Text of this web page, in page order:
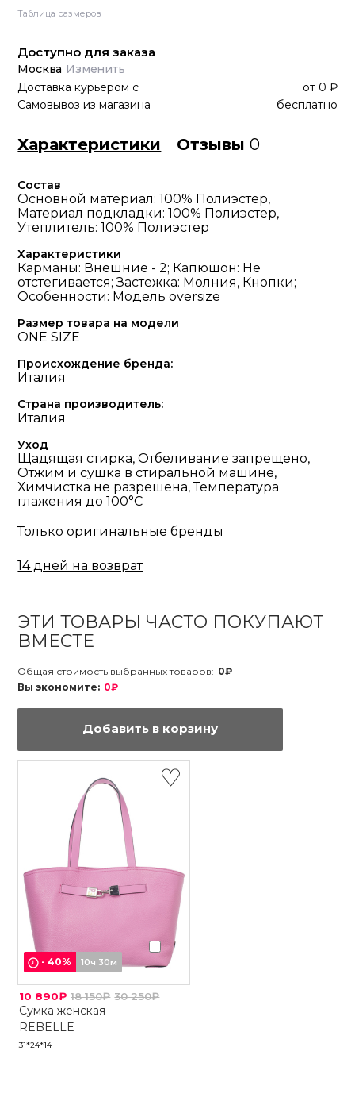
Таблица размеров
Доступно для заказа
Москва Изменить
Доставка курьером с от 0 ₽
Самовывоз из магазина
бесплатно
Характеристики Отзывы0
Состав
Основной материал: 100% Полиэстер,
Материал подкладки: 100% Полиэстер,
Утеплитель: 100% Полиэстер
Характеристики
Карманы: Внешние - 2; Капюшон: Не
отстегивается; Застежка: Молния, Кнопки;
Особенности: Модель oversize
Размер товара на модели
ONE SIZE
Происхождение бренда:
Италия
Страна производитель:
Италия
Уход
Щадящая стирка, Отбеливание запрещено,
Отжим и сушка в стиральной машине,
Химчистка не разрешена, Температура
глажения до 100°С
Только оригинальные бренды
14 дней на возврат
ЭТИ ТОВАРЫ ЧАСТО ПОКУПАЮТ
ВМЕСТЕ
Общая стоимость выбранных товаров: 0₽
Вы экономите: 0₽
Добавить в корзину
-40% 10ч 30м
10 890₽ 18 150₽ 30 250₽
Сумка женская
REBELLE
31*24*14